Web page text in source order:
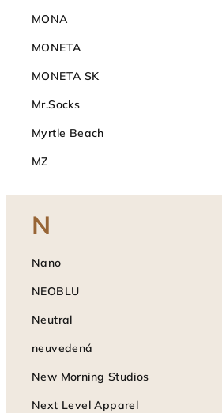
MONA
MONETA
MONETA SK
Mr.Socks
Myrtle Beach
MZ
N
Nano
NEOBLU
Neutral
neuvedená
New Morning Studios
Next Level Apparel